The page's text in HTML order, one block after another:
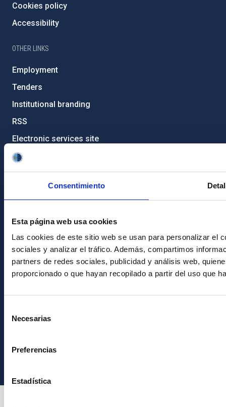
Consentimiento
Esta página web usa cookies
Las cookies de este sitio web se usan para personalizar el
sociales y analizar el tráfico. Además, compartimos
partners de redes sociales, publicidad y análisis web,
proporcionado o que hayan recopilado a partir del uso que
Necesarias
Preferencias
Estadística
Cookies policy
Accessibility
OTHER LINKS
Employment
Tenders
Institutional branding
RSS
Electronic services site
Ethics channel
Condolences for Francisco Sánchez
PostFooter > Newsletter link
Join our Newsletter